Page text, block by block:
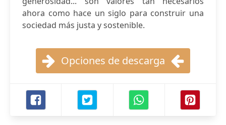
ahora como hace un siglo para construir una
sociedad más justa y sostenible.
Opciones de descarga